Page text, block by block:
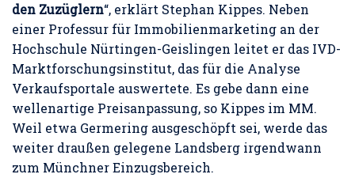
den Zuzüglern“, erklärt Stephan Kippes. Neben
einer Professur für Immobilienmarketing an der
Hochschule Nürtingen-Geislingen leitet er das IVD-
Marktforschungsinstitut, das für die Analyse
Verkaufsportale auswertete. Es gebe dann eine
wellenartige Preisanpassung, so Kippes im MM.
Weil etwa Germering ausgeschöpft sei, werde das
weiter draußen gelegene Landsberg irgendwann
zum Münchner Einzugsbereich.